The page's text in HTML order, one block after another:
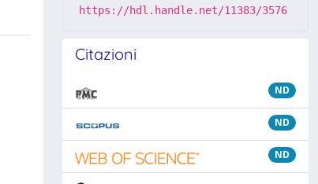
https://hdl.handle.net/11383/3576
Citazioni
ND
ND
ND